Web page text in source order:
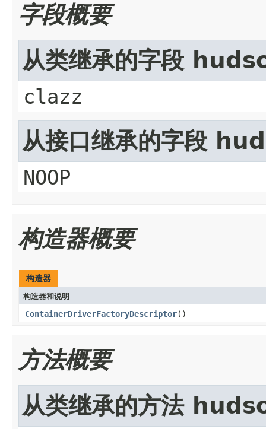
字段概要
从类继承的字段
clazz
从接口继承的字段
NOOP
构造器概要
构造器
构造器和说明
ContainerDriverFactoryDescriptor()
方法概要
从类继承的方法